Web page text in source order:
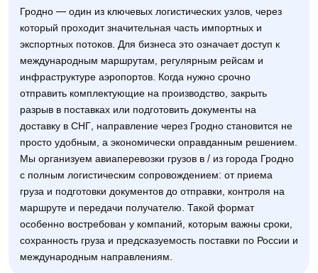
Гродно — один из ключевых логистических узлов, через
который проходит значительная часть импортных и
экспортных потоков. Для бизнеса это означает доступ к
международным маршрутам, регулярным рейсам и
инфраструктуре аэропортов. Когда нужно срочно
отправить комплектующие на производство, закрыть
разрыв в поставках или подготовить документы на
доставку в СНГ, направление через Гродно становится не
просто удобным, а экономически оправданным решением.
Мы организуем авиаперевозки грузов в / из города Гродно
с полным логистическим сопровождением: от приема
груза и подготовки документов до отправки, контроля на
маршруте и передачи получателю. Такой формат
особенно востребован у компаний, которым важны сроки,
сохранность груза и предсказуемость поставки по России и
международным направлениям.